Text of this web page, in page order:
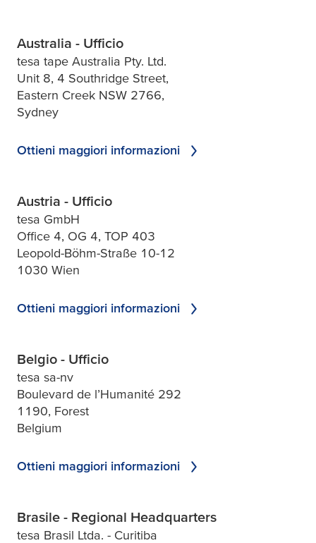
Australia - Ufficio
tesa tape Australia Pty. Ltd.
Unit 8, 4 Southridge Street,
Eastern Creek NSW 2766,
Sydney
Ottieni maggiori informazioni
Austria - Ufficio
tesa GmbH
Office 4, OG 4, TOP 403
Leopold-Böhm-Straße 10-12
1030 Wien
Ottieni maggiori informazioni
Belgio - Ufficio
tesa sa-nv
Boulevard de l’Humanité 292
1190, Forest
Belgium
Ottieni maggiori informazioni
Brasile - Regional Headquarters
tesa Brasil Ltda. - Curitiba